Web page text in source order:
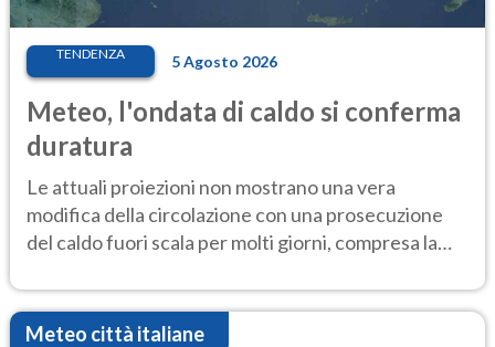
TENDENZA 5 Agosto 2026
Meteo, l'ondata di caldo si conferma
duratura
Le attuali proiezioni non mostrano una vera
modifica della circolazione con una prosecuzione
del caldo fuori scala per molti giorni, compresa la
Meteo città italiane